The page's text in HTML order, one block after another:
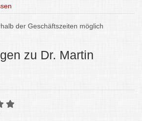
der Geschäftszeiten möglich
zu Dr. Martin